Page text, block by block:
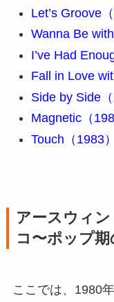
Let’s Groove（
Wanna Be with
I’ve Had
Fall in Love
Side by Side（
Magnetic（
Touch（1983）
アースウィ
コ〜ポップ
ここでは、1980